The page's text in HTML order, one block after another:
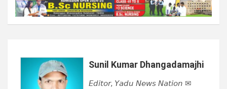
Sunil Kumar Dhangadamajhi
𝘌𝘥𝘪𝘵𝘰𝘳, 𝘠𝘢𝘥𝘶 𝘕𝘦𝘸𝘴 𝘕𝘢𝘵𝘪𝘰𝘯 ✉